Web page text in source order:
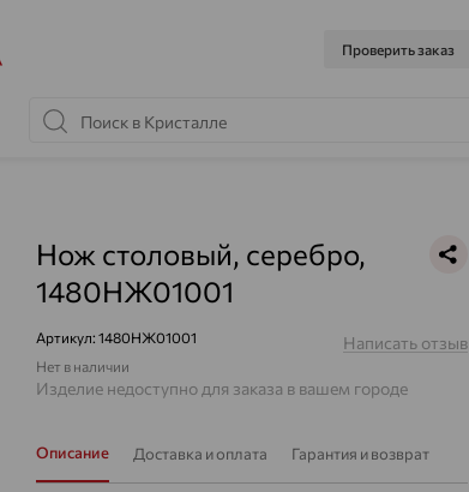
Проверить заказ
Нож столовый, серебро,
1480НЖ01001
Артикул: 1480НЖ01001 Написать отзыв
Нет в наличии
Изделие недоступно для заказа в вашем городе
Описание Доставка и оплата Гарантия и возврат